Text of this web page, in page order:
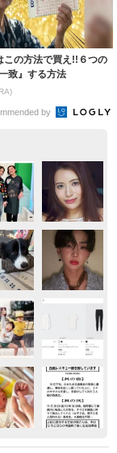
この方法で買え!!６つの
致』する方法
by